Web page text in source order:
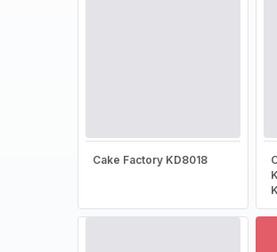
Cake Factory KD8018